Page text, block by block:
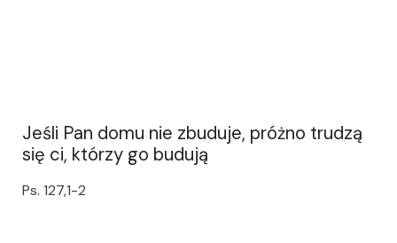
Jeśli Pan domu nie zbuduje, próżno trudzą
się ci, którzy go budują
Ps. 127,1-2